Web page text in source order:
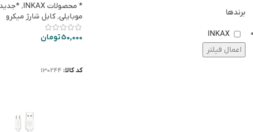
برندها
INKAX
اعمال فیلتر
* محصولات INKAX ,
موبایلی, کابل شارژ میکرو
50,000تومان
کد کالا: 130244